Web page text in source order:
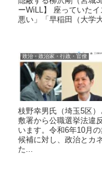
ーWiLL】 座っていた
悪い」「早稲田（大学
政治・政治家・行政・官僚
枝野幸男氏（埼玉5区
敷署から公職選挙法違
います。令和6年10月
候補に対し、政治とカ
た...